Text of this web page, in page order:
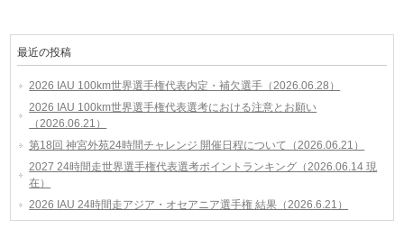
最近の投稿
2026 IAU 100km世界選手権代表内定・補欠選手（2026.06.28）
2026 IAU 100km世界選手権代表選考における注意とお願い
（2026.06.21）
第18回 神宮外苑24時間チャレンジ 開催日程について（2026.06.21）
2027 24時間走世界選手権代表選考ポイントランキング（2026.06.14 現
在）
2026 IAU 24時間走アジア・オセアニア選手権 結果（2026.6.21）